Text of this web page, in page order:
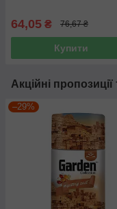
64,05 ₴ 76,67 ₴
Купити
Акційні
–29%